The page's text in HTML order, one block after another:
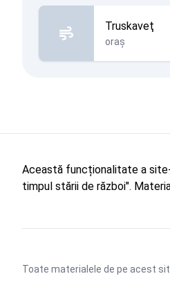
Truskaveţ
oraș
Această funcționalitate a
timpul stării de război".
Toate materialele de pe acest